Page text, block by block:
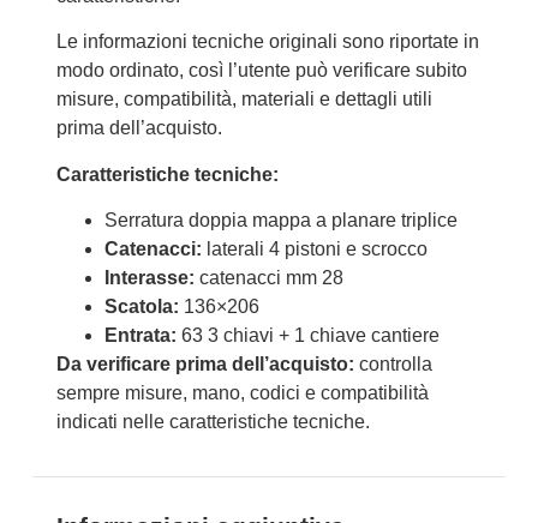
Le informazioni tecniche originali sono riportate in
modo ordinato, così l’utente può verificare subito
misure, compatibilità, materiali e dettagli utili
prima dell’acquisto.
Caratteristiche tecniche:
Serratura doppia mappa a planare triplice
Catenacci: laterali 4 pistoni e scrocco
Interasse: catenacci mm 28
Scatola: 136×206
Entrata: 63 3 chiavi + 1 chiave cantiere
Da verificare prima dell’acquisto: controlla
sempre misure, mano, codici e compatibilità
indicati nelle caratteristiche tecniche.